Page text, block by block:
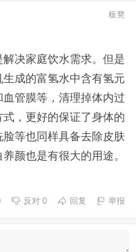
板凳
决家庭饮水需求。但是
成的富氢水中含有氢元
管膜等，清理掉体内过
，更好的保证了身体的
等也同样具备去除皮肤
颜也是有很大的用途。
反对 0 回复 举报